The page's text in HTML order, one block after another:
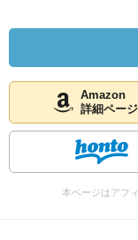
Amazon
詳細ペー
本ページはアフ